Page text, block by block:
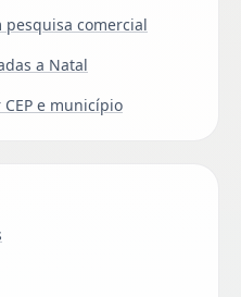
pesquisa comercial
a Natal
e município